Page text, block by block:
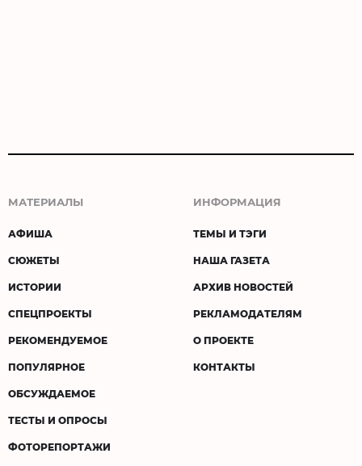
МАТЕРИАЛЫ
АФИША
СЮЖЕТЫ
ИСТОРИИ
СПЕЦПРОЕКТЫ
РЕКОМЕНДУЕМОЕ
ПОПУЛЯРНОЕ
ОБСУЖДАЕМОЕ
ТЕСТЫ И ОПРОСЫ
ФОТОРЕПОРТАЖИ
ИНФОРМАЦИЯ
ТЕМЫ И ТЭГИ
НАША ГАЗЕТА
АРХИВ НОВОСТЕЙ
РЕКЛАМОДАТЕЛЯМ
О ПРОЕКТЕ
КОНТАКТЫ